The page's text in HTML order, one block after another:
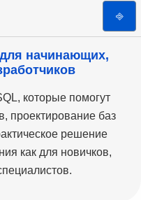
⎆
начинающих,
которые помогут
проектирование баз
решение
как для новичков,